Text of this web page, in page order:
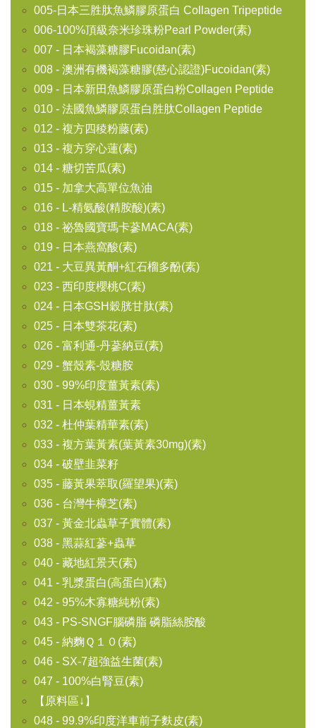
005-日本三胜肽魚鱗膠原蛋白 Collagen Tripeptide
006-100%頂級奈米珍珠粉Pearl Powder(素)
007 - 日本褐藻糖膠Fucoidan(素)
008 - 澳洲有機褐藻糖膠(慈心認證)Fucoidan(素)
009 - 日本新田魚鱗膠原蛋白粉Collagen Peptide
010 - 法國魚鱗膠原蛋白胜肽Collagen Peptide
012 - 複方四稜粉藤(素)
013 - 複方穿心蓮(素)
014 - 糖切苦瓜(素)
015 - 加拿大高單位魚油
016 - L-精氨酸(精胺酸)(素)
018 - 祕魯國寶瑪卡蔘MACA(素)
019 - 日本燕窩酸(素)
021 - 大豆異黃酮+紅石榴多酚(素)
023 - 西印度櫻桃C(素)
024 - 日本GSH穀胱甘肽(素)
025 - 日本雙茶花(素)
026 - 富利通-丹蔘納豆(素)
029 - 蟹殼素-殼糖胺
030 - 99%印度薑黃素(素)
031 - 日本蜆精薑黃素
032 - 杜仲葉精華素(素)
033 - 複方葉黃素(葉黃素30mg)(素)
034 - 破壁韭菜籽
035 - 藤黃果萃取(羅望果)(素)
036 - 台灣牛樟芝(素)
037 - 黃金北蟲草子實體(素)
038 - 黑蒜紅蔘+蟲草
040 - 藏地紅景天(素)
041 - 乳漿蛋白(高蛋白)(素)
042 - 95%木寡糖純粉(素)
043 - PS-SNGF腦磷脂 磷脂絲胺酸
045 - 納麴Ｑ１０(素)
046 - SX-7超強益生菌(素)
047 - 100%白腎豆(素)
【原料區↓】
048 - 99.9%印度洋車前子麩皮(素)